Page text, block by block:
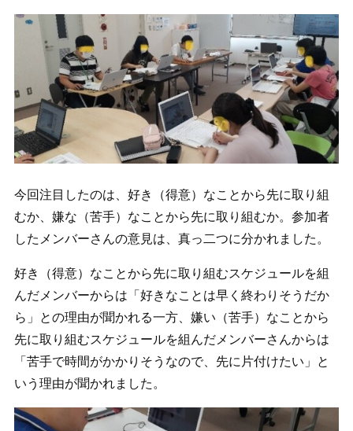
今回注目したのは、好き（得意）なことから先に取り組
むか、嫌な（苦手）なことから先に取り組むか。参加者
したメンバーさんの意見は、真っ二つに分かれました。
好き（得意）なことから先に取り組むスケジュールを組
んだメンバーからは「好きなことは早く終わりそうだか
ら」との理由が聞かれる一方、嫌い（苦手）なことから
先に取り組むスケジュールを組んだメンバーさんからは
「苦手で時間がかかりそうなので、先に片付けたい」と
いう理由が聞かれました。